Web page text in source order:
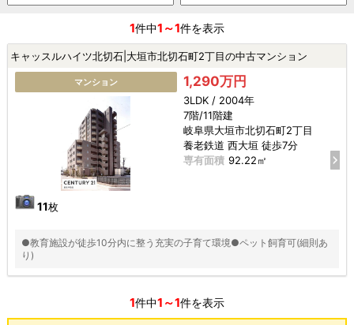
1件中1～1件を表示
キャッスルハイツ北切石|大垣市北切石町2丁目の中古マンション
マンション
11枚
1,290万円
3LDK / 2004年
7階/11階建
岐阜県大垣市北切石町2丁目
養老鉄道 西大垣 徒歩7分
専有面積 92.22㎡
●教育施設が徒歩10分内に整う充実の子育て環境●ペット飼育可(細則あ
り)
1件中1～1件を表示